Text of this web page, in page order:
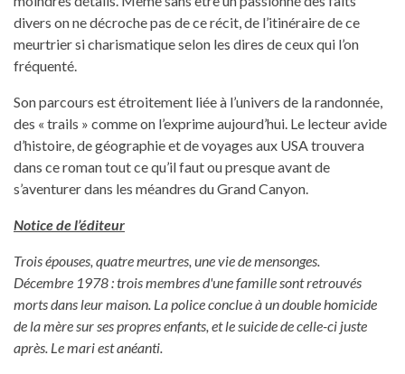
divers on ne décroche pas de ce récit, de l’itinéraire de ce
meurtrier si charismatique selon les dires de ceux qui l’on
fréquenté.
Son parcours est étroitement liée à l’univers de la randonnée,
des « trails » comme on l’exprime aujourd’hui. Le lecteur avide
d’histoire, de géographie et de voyages aux USA trouvera
dans ce roman tout ce qu’il faut ou presque avant de
s’aventurer dans les méandres du Grand Canyon.
Notice de l’éditeur
Trois épouses, quatre meurtres, une vie de mensonges.
Décembre 1978 : trois membres d'une famille sont retrouvés
morts dans leur maison. La police conclue à un double homicide
de la mère sur ses propres enfants, et le suicide de celle-ci juste
après. Le mari est anéanti.